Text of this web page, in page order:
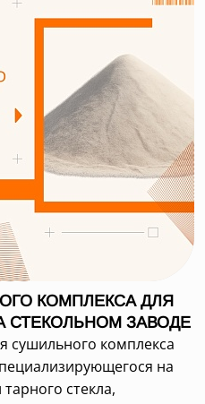
КОМПЛЕКСА ДЛЯ
СТЕКОЛЬНОМ ЗАВОДЕ
сушильного комплекса
на
стекла,